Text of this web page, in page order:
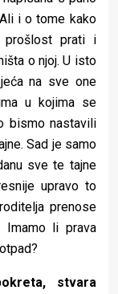
i o tome kako
prošlost prati i
o njoj. U isto
na sve one
u kojima se
bismo nastavili
Sad je samo
sve te tajne
upravo to
prenose
Imamo li prava
stvara